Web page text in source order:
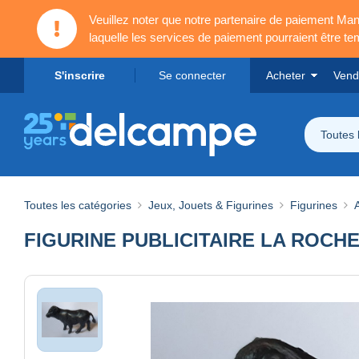
Veuillez noter que notre partenaire de paiement
laquelle les services de paiement pourraient être
S'inscrire Se connecter Acheter
Toutes
Toutes les catégories Jeux, Jouets & Figurines Figurines
FIGURINE PUBLICITAIRE LA